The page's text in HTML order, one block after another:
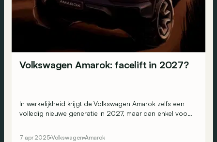
Volkswagen Amarok: facelift in 2027?
In werkelijkheid krijgt de Volkswagen Amarok zelfs een
volledig nieuwe generatie in 2027, maar dan enkel voor
7 apr 2025 Volkswagen Amarok